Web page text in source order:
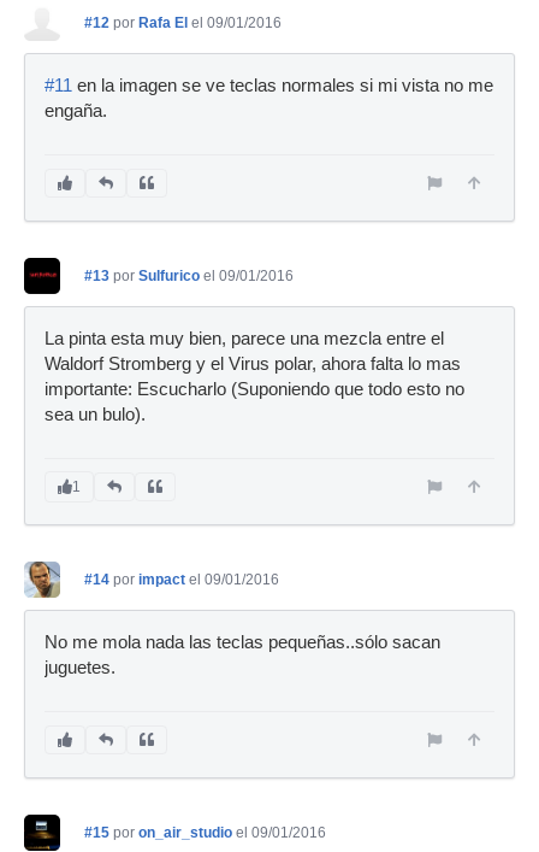
#12 por Rafa El el 09/01/2016
#11 en la imagen se ve teclas normales si mi vista no me
engaña.
#13 por Sulfurico el 09/01/2016
La pinta esta muy bien, parece una mezcla entre el
Waldorf Stromberg y el Virus polar, ahora falta lo mas
importante: Escucharlo (Suponiendo que todo esto no
sea un bulo).
1
#14 por impact el 09/01/2016
No me mola nada las teclas pequeñas..sólo sacan
juguetes.
#15 por on_air_studio el 09/01/2016